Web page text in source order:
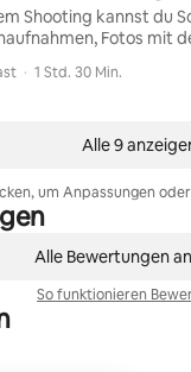
Shooting kannst du
Fotos mit
im Morgengrauen
Sehenswürdigkeiten
· 1 Std. 30 Min.
Alle 9
um Anpassungen
auf 132
Alle Bewertungen
So funktionieren